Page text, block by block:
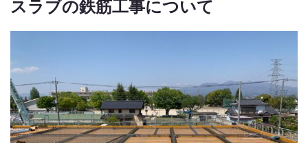
スラブの鉄筋工事について